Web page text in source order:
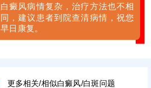
白癜风病情复杂，治疗方法也不相
同，建议患者到院查清病情，祝您
早日康复。
更多相关/相似白癜风/白斑问题